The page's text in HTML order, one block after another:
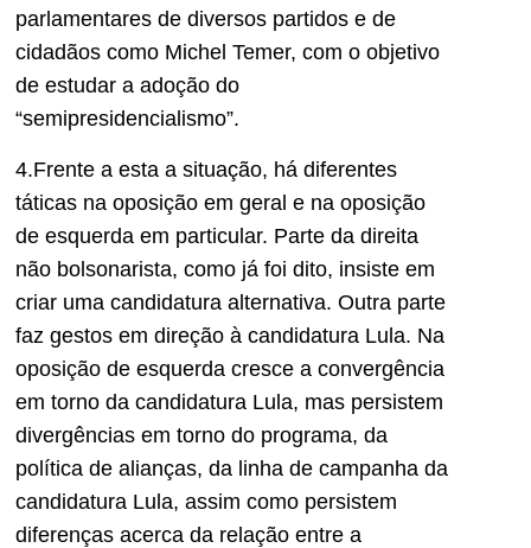
parlamentares de diversos partidos e de
cidadãos como Michel Temer, com o objetivo
de estudar a adoção do
“semipresidencialismo”.
4.Frente a esta a situação, há diferentes
táticas na oposição em geral e na oposição
de esquerda em particular. Parte da direita
não bolsonarista, como já foi dito, insiste em
criar uma candidatura alternativa. Outra parte
faz gestos em direção à candidatura Lula. Na
oposição de esquerda cresce a convergência
em torno da candidatura Lula, mas persistem
divergências em torno do programa, da
política de alianças, da linha de campanha da
candidatura Lula, assim como persistem
diferenças acerca da relação entre a